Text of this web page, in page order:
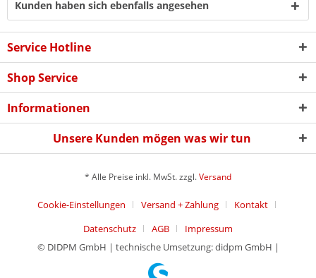
Kunden haben sich ebenfalls angesehen
Service Hotline
Shop Service
Informationen
Unsere Kunden mögen was wir tun
* Alle Preise inkl. MwSt. zzgl.Versand
Cookie-Einstellungen Versand + Zahlung
Kontakt
Datenschutz
AGB
Impressum
© DIDPM GmbH | technische Umsetzung: didpm GmbH |